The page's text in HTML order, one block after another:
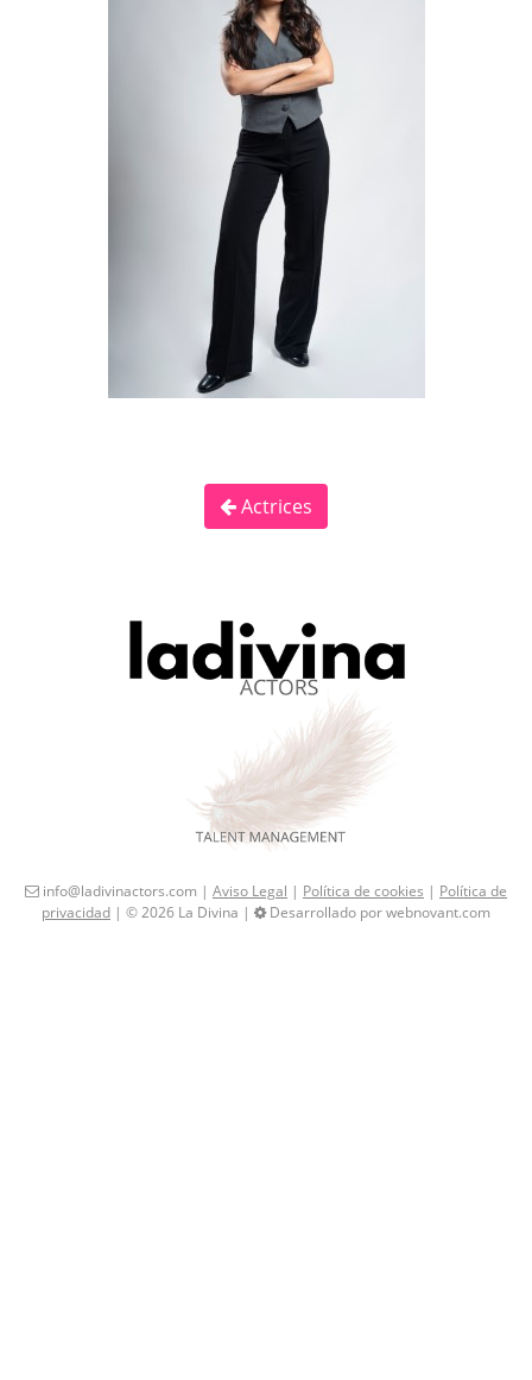
Actrices
info@ladivinactors.com | Aviso Legal | Política de cookies | Política de
privacidad | © 2026 La Divina | Desarrollado por webnovant.com